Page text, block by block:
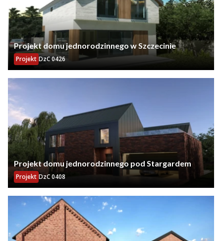
Projekt domu jednorodzinnego w Szczecinie
Projekt DzC 0426
Projekt domu jednorodzinnego pod Stargardem
Projekt DzC 0408